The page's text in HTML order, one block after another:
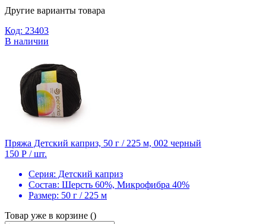
Другие варианты товара
Код: 23403
В наличии
Пряжа Детский каприз, 50 г / 225 м, 002 черный
150 Р / шт.
Серия: Детский каприз
Состав: Шерсть 60%, Микрофибра 40%
Размер: 50 г / 225 м
Товар уже в корзине ()